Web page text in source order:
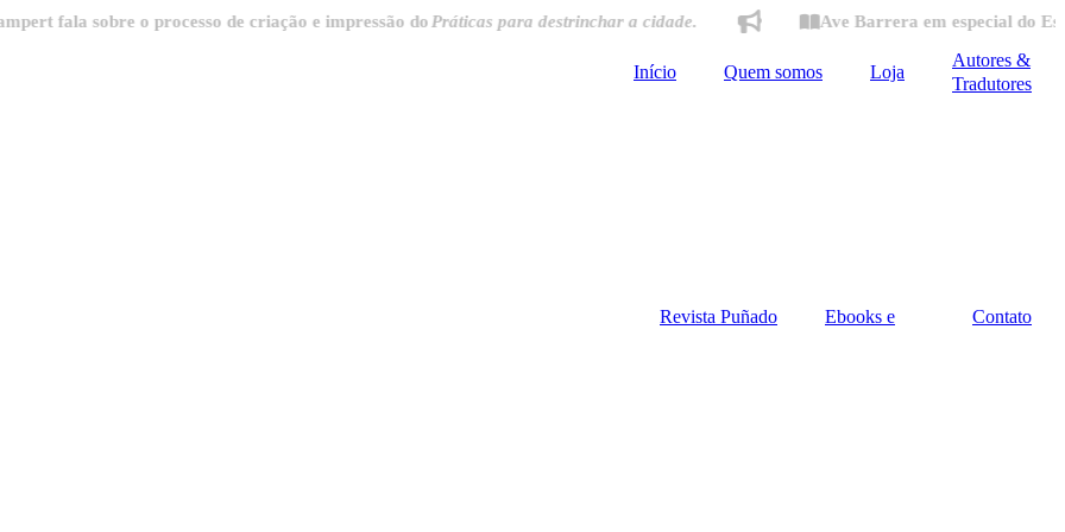
fala sobre o processo de criação e impressão doPráticas para destrinchar a cidade. Ave Barrera em especial do
Início Quem somos Loja
Autores &
Tradutores
Revista Puñado Ebooks e Contato